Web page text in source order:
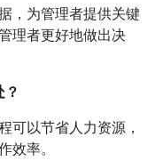
，为管理者提供关键
理者更好地做出决
可以节省人力资源，
效率。